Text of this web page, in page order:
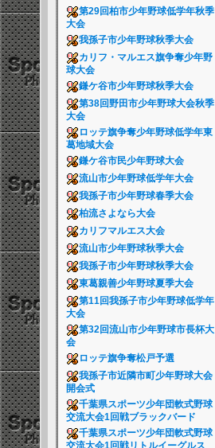
第29回柏市少年野球低学年秋季
大会
我孫子市少年野球秋季大会
カリフ・マルエス旗争奪少年野
球大会
鎌ケ谷市少年野球秋季大会
第38回野田市少年野球大会秋季
大会
ロッテ旗争奪少年野球低学年東
葛地域大会
鎌ケ谷市民少年野球大会
流山市少年野球低学年大会
我孫子市少年野球春季大会
柏流さよなら大会
カリフマルエス大会
流山市少年野球秋季大会
我孫子市少年野球秋季大会
東葛親善少年野球夏季大会
第11回我孫子市少年野球低学年
大会
第32回流山市少年野球市長杯大
会
ロッテ旗争奪松戸予選
我孫子市近隣市町少年野球大会
開会式
千葉県スポーツ少年団軟式野球
交流大会1回戦ブラックバード
千葉県スポーツ少年団軟式野球
交流大会1回戦リトルイーグルス